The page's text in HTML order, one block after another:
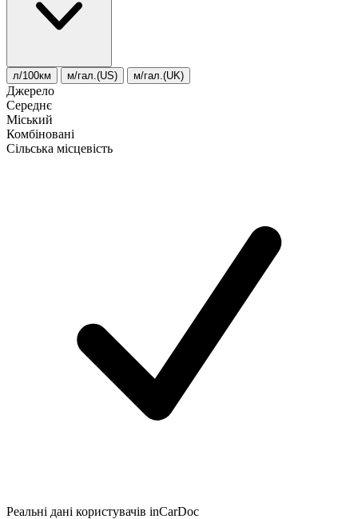
л/100км м/гал.(US) м/гал.(UK)
Джерело
Середнє
Міський
Комбіновані
Сільська місцевість
Реальні дані користувачів inCarDoc